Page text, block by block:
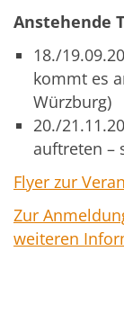
Anstehende
18./
kommt es
Würzburg)
20./
auftreten –
Flyer zur
Zur
weiteren